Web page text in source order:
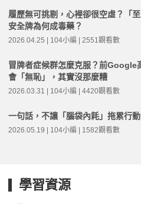
履歷無可挑剔，心裡卻很空虛？「
安全牌為何成毒藥？
2026.04.25 | 104小編 | 2551觀看數
冒牌者症候群怎麼克服？前Google
會「無恥」，其實沒那麼糟
2026.03.31 | 104小編 | 4420觀看數
一句話，不讓「腦袋內耗」拖累行動
2026.05.19 | 104小編 | 1582觀看數
學習資源